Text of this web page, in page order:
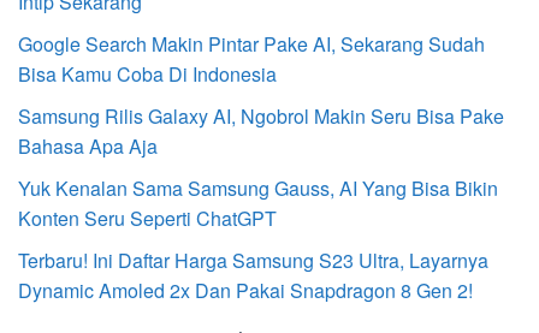
Google Search Makin Pintar Pake AI, Sekarang Sudah
Bisa Kamu Coba Di Indonesia
Samsung Rilis Galaxy AI, Ngobrol Makin Seru Bisa Pake
Bahasa Apa Aja
Yuk Kenalan Sama Samsung Gauss, AI Yang Bisa Bikin
Konten Seru Seperti ChatGPT
Terbaru! Ini Daftar Harga Samsung S23 Ultra, Layarnya
Dynamic Amoled 2x Dan Pakai Snapdragon 8 Gen 2!